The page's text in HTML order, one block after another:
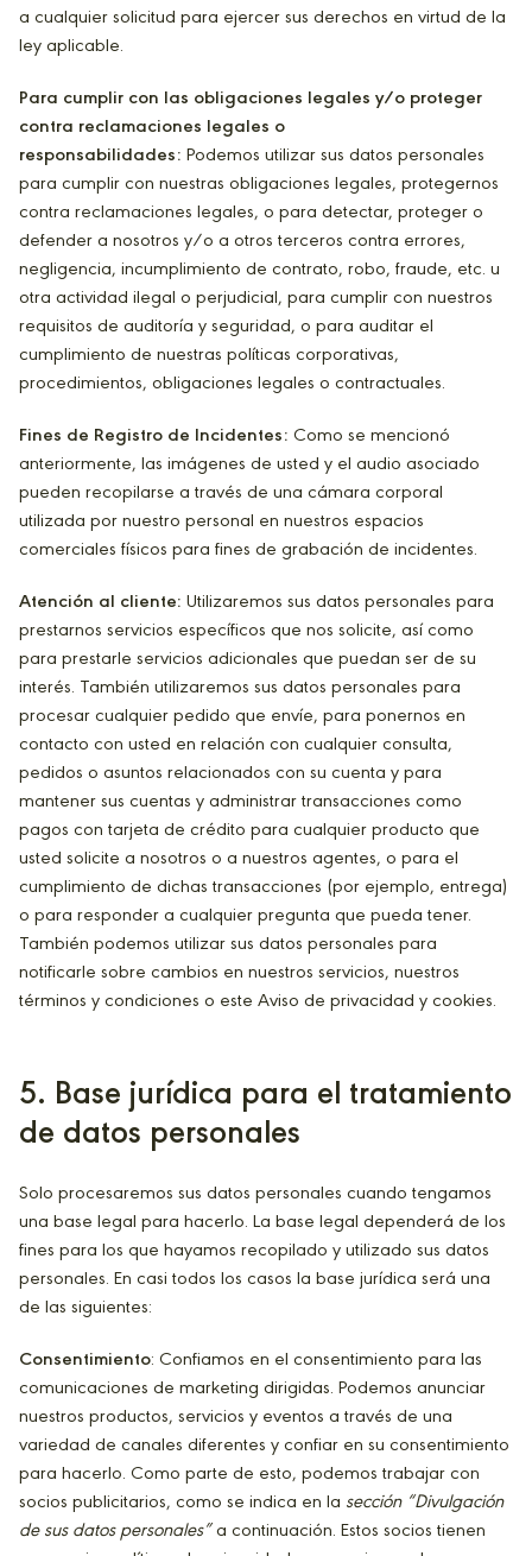
a cualquier solicitud para ejercer sus derechos en virtud de la
ley aplicable.
Para cumplir con las obligaciones legales y/o proteger
contra reclamaciones legales o
responsabilidades: Podemos utilizar sus datos personales
para cumplir con nuestras obligaciones legales, protegernos
contra reclamaciones legales, o para detectar, proteger o
defender a nosotros y/o a otros terceros contra errores,
negligencia, incumplimiento de contrato, robo, fraude, etc. u
otra actividad ilegal o perjudicial, para cumplir con nuestros
requisitos de auditoría y seguridad, o para auditar el
cumplimiento de nuestras políticas corporativas,
procedimientos, obligaciones legales o contractuales.
Fines de Registro de Incidentes: Como se mencionó
anteriormente, las imágenes de usted y el audio asociado
pueden recopilarse a través de una cámara corporal
utilizada por nuestro personal en nuestros espacios
comerciales físicos para fines de grabación de incidentes.
Atención al cliente: Utilizaremos sus datos personales para
prestarnos servicios específicos que nos solicite, así como
para prestarle servicios adicionales que puedan ser de su
interés. También utilizaremos sus datos personales para
procesar cualquier pedido que envíe, para ponernos en
contacto con usted en relación con cualquier consulta,
pedidos o asuntos relacionados con su cuenta y para
mantener sus cuentas y administrar transacciones como
pagos con tarjeta de crédito para cualquier producto que
usted solicite a nosotros o a nuestros agentes, o para el
cumplimiento de dichas transacciones (por ejemplo, entrega)
o para responder a cualquier pregunta que pueda tener.
También podemos utilizar sus datos personales para
notificarle sobre cambios en nuestros servicios, nuestros
términos y condiciones o este Aviso de privacidad y cookies.
5. Base jurídica para el tratamiento
de datos personales
Solo procesaremos sus datos personales cuando tengamos
una base legal para hacerlo. La base legal dependerá de los
fines para los que hayamos recopilado y utilizado sus datos
personales. En casi todos los casos la base jurídica será una
de las siguientes:
Consentimiento: Confiamos en el consentimiento para las
comunicaciones de marketing dirigidas. Podemos anunciar
nuestros productos, servicios y eventos a través de una
variedad de canales diferentes y confiar en su consentimiento
para hacerlo. Como parte de esto, podemos trabajar con
socios publicitarios, como se indica en la sección “Divulgación
de sus datos personales”a continuación. Estos socios tienen